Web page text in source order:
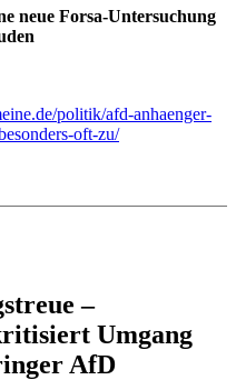
neue Forsa-Untersuchung
politik/afd-anhaenger-
oft-zu/
–
Umgang
AfD